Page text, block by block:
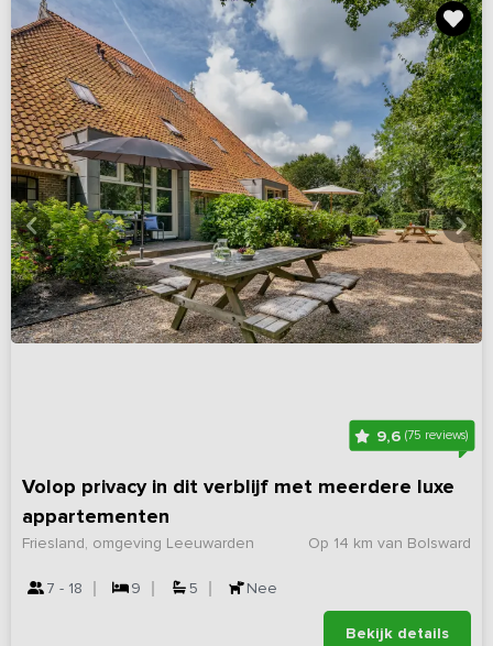
9,6(75 reviews)
Volop privacy in dit verblijf met meerdere luxe
appartementen
Op 14 km van Bolsward
Friesland, omgeving Leeuwarden
7 - 18 9 5 Nee
Bekijk details